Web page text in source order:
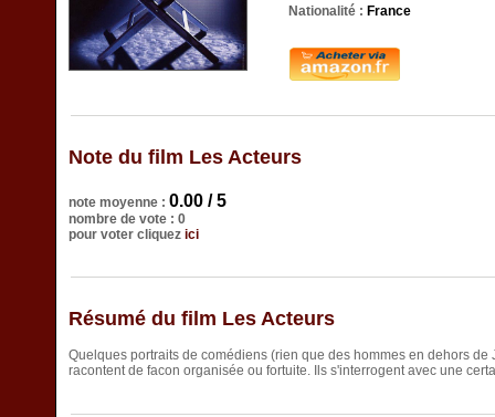
Nationalité : France
Note du film Les Acteurs
note moyenne : 0.00 / 5
nombre de vote : 0
pour voter cliquez ici
Résumé du film Les Acteurs
Quelques portraits de comédiens (rien que des hommes en dehors
racontent de facon organisée ou fortuite. Ils s'interrogent avec une